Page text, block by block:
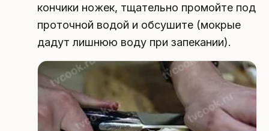
кончики ножек, тщательно промойте под
проточной водой и обсушите (мокрые
дадут лишнюю воду при запекании).